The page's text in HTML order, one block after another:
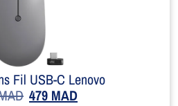
Fil USB-C Lenovo
479 MAD